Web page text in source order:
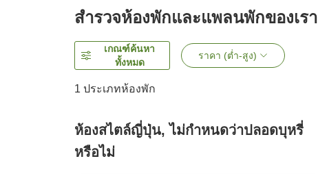
สำรวจห้องพักและแพลนพักของเรา
เกณฑ์ค้นหา
ทั้งหมด
ราคา (ต่ำ-สูง)
1 ประเภทห้องพัก
ห้องสไตล์ญี่ปุ่น, ไม่กำหนดว่าปลอดบุหรี่
หรือไม่